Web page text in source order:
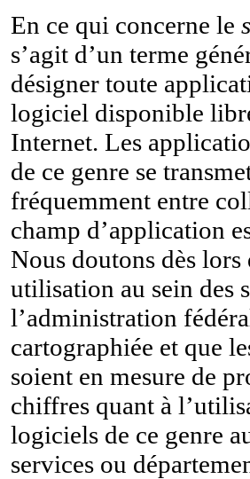
En ce qui concerne le
s’agit d’un terme
désigner toute
logiciel disponible
Internet. Les
de ce genre se
fréquemment entre
champ d’application
Nous doutons dès lors
utilisation au sein des
l’administration
cartographiée et que
soient en mesure de
chiffres quant à
logiciels de ce genre
services ou